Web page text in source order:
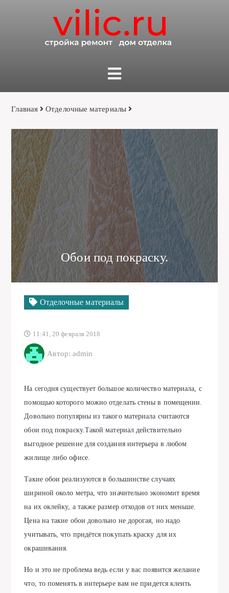
Главная Отделочные материалы
Обои под покраску.
Отделочные материалы
11:41, 20 февраля 2018
Автор: admin
На сегодня существует большое количество материала, с
помощью которого можно отделать стены в помещении.
Довольно популярны из такого материала считаются
обои под покраску.Такой материал действительно
выгодное решение для создания интерьера в любом
жилище либо офисе.
Такие обои реализуются в большинстве случаях
шириной около метра, что значительно экономит время
на их оклейку, а также размер отходов от них меньше.
Цена на такие обои довольно не дорогая, но надо
учитывать, что придётся покупать краску для их
окрашивания.
Но и это не проблема ведь если у вас появится желание
что, то поменять в интерьере вам не придется клеить